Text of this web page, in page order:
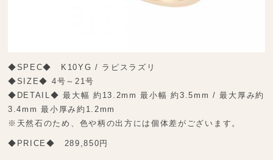
◆SPEC◆ K10YG / ラピスラズリ
◆SIZE◆ 4号～21号
◆DETAIL◆ 最大幅 約13.2mm 最小幅 約3.5mm / 最大厚み約
3.4mm 最小厚み約1.2mm
※天然石のため、色や柄の出方には個体差がございます。
◆PRICE◆ 289,850円